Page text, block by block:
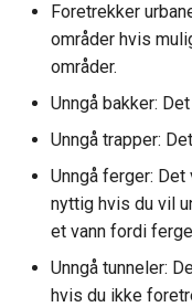
Foretrekker
områder hvis
områder.
Unngå bakker:
Unngå trapper:
Unngå ferger:
nyttig hvis du vil
et vann fordi
Unngå tunneler:
hvis du ikke